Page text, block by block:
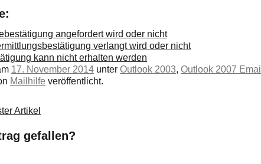
angefordert wird oder nicht
verlangt wird oder nicht
kann nicht erhalten werden
17. November 2014 unterOutlook 2003,Outlook 2007 Email
Mailhilfe veröffentlicht.
Artikel
gefallen?